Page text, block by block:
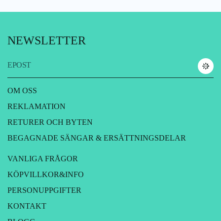
NEWSLETTER
EPOST
OM OSS
REKLAMATION
RETURER OCH BYTEN
BEGAGNADE SÄNGAR & ERSÄTTNINGSDELAR
VANLIGA FRÅGOR
KÖPVILLKOR&INFO
PERSONUPPGIFTER
KONTAKT